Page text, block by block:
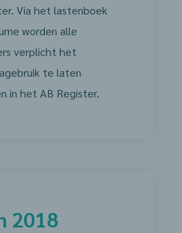
Via het lastenboek
worden alle
verplicht het
te laten
in het AB Register.
2018